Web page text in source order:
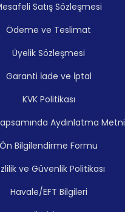
Satış Sözleşmesi
Ödeme ve Teslimat
Üyelik Sözleşmesi
Garanti İade ve İptal
KVK Politikası
Aydınlatma Metni
Ön Bilgilendirme Formu
ve Güvenlik Politikası
Havale/EFT Bilgileri